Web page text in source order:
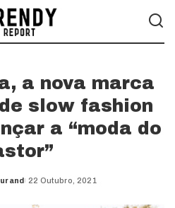
a nova marca
slow fashion
a “moda do
22 Outubro, 2021